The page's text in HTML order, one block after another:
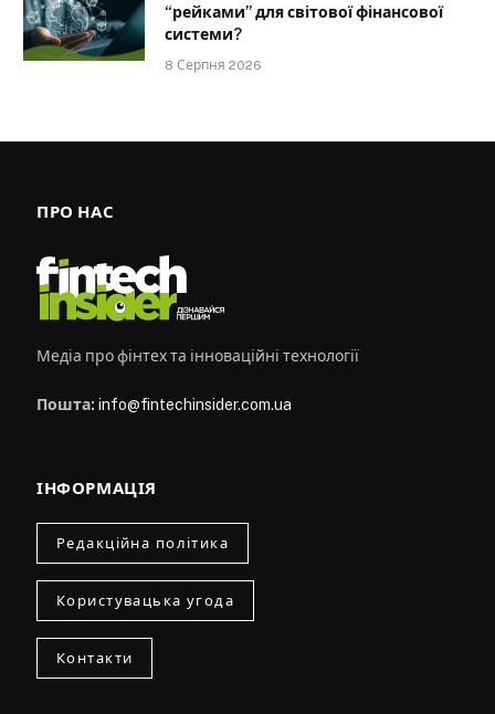
“рейками” для світової фінансової
системи?
8 Серпня 2026
ПРО НАС
Медіа про фінтех та інноваційні технології
Пошта: info@fintechinsider.com.ua
ІНФОРМАЦІЯ
Редакційна політика
Користувацька угода
Контакти